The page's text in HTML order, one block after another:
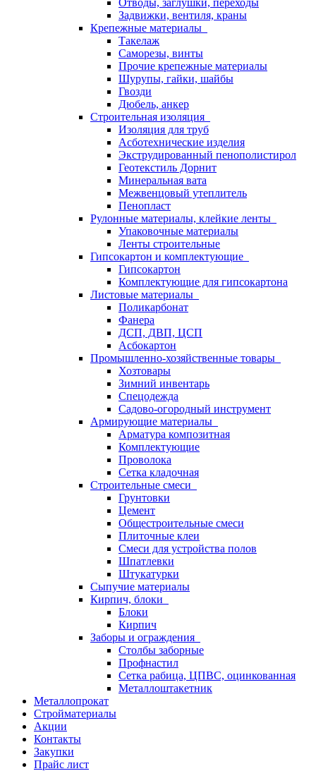
Отводы, заглушки, переходы
Задвижки, вентиля, краны
Крепежные материалы
Такелаж
Саморезы, винты
Прочие крепежные материалы
Шурупы, гайки, шайбы
Гвозди
Дюбель, анкер
Строительная изоляция
Изоляция для труб
Асботехнические изделия
Экструдированный пенополистирол
Геотекстиль Дорнит
Минеральная вата
Межвенцовый утеплитель
Пенопласт
Рулонные материалы, клейкие ленты
Упаковочные материалы
Ленты строительные
Гипсокартон и комплектующие
Гипсокартон
Комплектующие для гипсокартона
Листовые материалы
Поликарбонат
Фанера
ДСП, ДВП, ЦСП
Асбокартон
Промышленно-хозяйственные товары
Хозтовары
Зимний инвентарь
Спецодежда
Садово-огородный инструмент
Армирующие материалы
Арматура композитная
Комплектующие
Проволока
Сетка кладочная
Строительные смеси
Грунтовки
Цемент
Общестроительные смеси
Плиточные клеи
Смеси для устройства полов
Шпатлевки
Штукатурки
Сыпучие материалы
Кирпич, блоки
Блоки
Кирпич
Заборы и ограждения
Столбы заборные
Профнастил
Сетка рабица, ЦПВС, оцинкованная
Металлоштакетник
Металлопрокат
Стройматериалы
Акции
Контакты
Закупки
Прайс лист